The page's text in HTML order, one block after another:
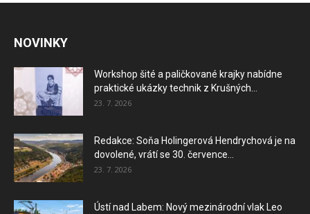
NOVINKY
Workshop šité a paličkované krajky nabídne
praktické ukázky technik z Krušných...
23. 7. 2026
Redakce: Soňa Holingerová Hendrychová je na
dovolené, vrátí se 30. července...
23. 7. 2026
Ústí nad Labem: Nový mezinárodní vlak Leo